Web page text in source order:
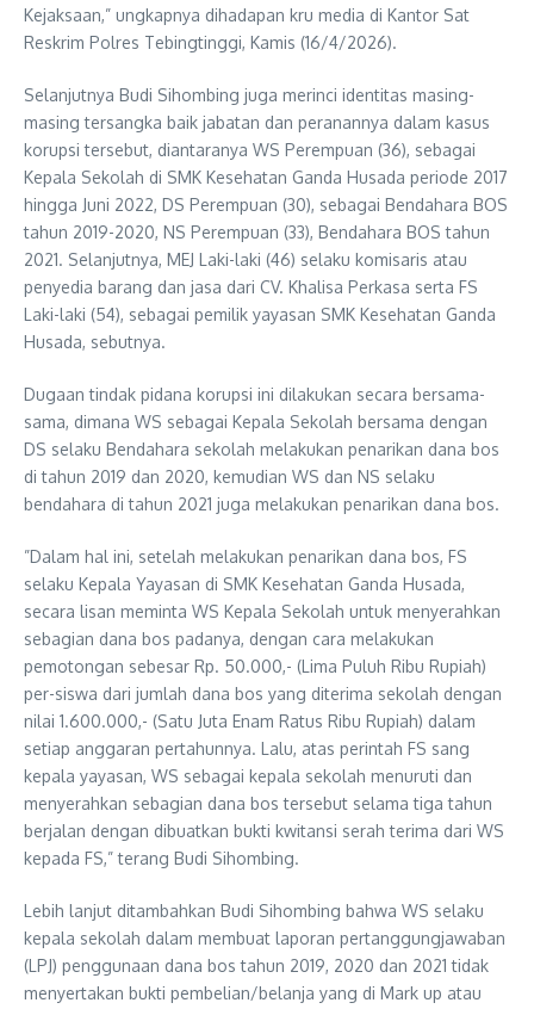
Kejaksaan,” ungkapnya dihadapan kru media di Kantor Sat
Reskrim Polres Tebingtinggi, Kamis (16/4/2026).
Selanjutnya Budi Sihombing juga merinci identitas masing-
masing tersangka baik jabatan dan peranannya dalam kasus
korupsi tersebut, diantaranya WS Perempuan (36), sebagai
Kepala Sekolah di SMK Kesehatan Ganda Husada periode 2017
hingga Juni 2022, DS Perempuan (30), sebagai Bendahara BOS
tahun 2019-2020, NS Perempuan (33), Bendahara BOS tahun
2021. Selanjutnya, MEJ Laki-laki (46) selaku komisaris atau
penyedia barang dan jasa dari CV. Khalisa Perkasa serta FS
Laki-laki (54), sebagai pemilik yayasan SMK Kesehatan Ganda
Husada, sebutnya.
Dugaan tindak pidana korupsi ini dilakukan secara bersama-
sama, dimana WS sebagai Kepala Sekolah bersama dengan
DS selaku Bendahara sekolah melakukan penarikan dana bos
di tahun 2019 dan 2020, kemudian WS dan NS selaku
bendahara di tahun 2021 juga melakukan penarikan dana bos.
”Dalam hal ini, setelah melakukan penarikan dana bos, FS
selaku Kepala Yayasan di SMK Kesehatan Ganda Husada,
secara lisan meminta WS Kepala Sekolah untuk menyerahkan
sebagian dana bos padanya, dengan cara melakukan
pemotongan sebesar Rp. 50.000,- (Lima Puluh Ribu Rupiah)
per-siswa dari jumlah dana bos yang diterima sekolah dengan
nilai 1.600.000,- (Satu Juta Enam Ratus Ribu Rupiah) dalam
setiap anggaran pertahunnya. Lalu, atas perintah FS sang
kepala yayasan, WS sebagai kepala sekolah menuruti dan
menyerahkan sebagian dana bos tersebut selama tiga tahun
berjalan dengan dibuatkan bukti kwitansi serah terima dari WS
kepada FS,” terang Budi Sihombing.
Lebih lanjut ditambahkan Budi Sihombing bahwa WS selaku
kepala sekolah dalam membuat laporan pertanggungjawaban
(LPJ) penggunaan dana bos tahun 2019, 2020 dan 2021 tidak
menyertakan bukti pembelian/belanja yang di Mark up atau